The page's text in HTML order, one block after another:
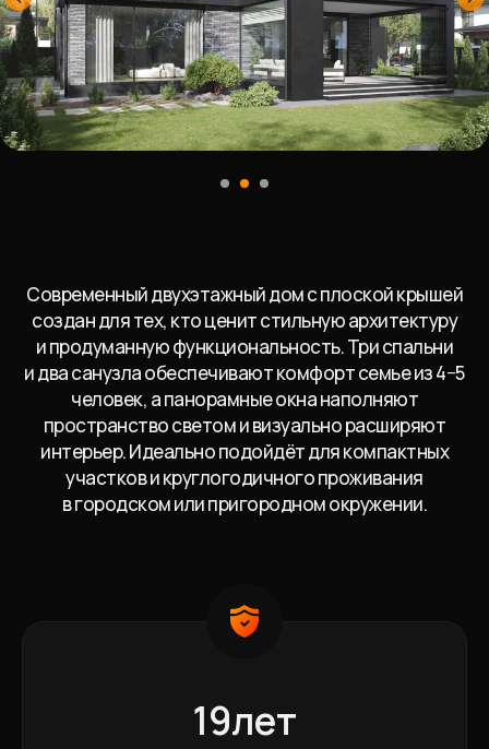
Современный двухэтажный дом с плоской крышей
создан для тех, кто ценит стильную архитектуру
и продуманную функциональность. Три спальни
и два санузла обеспечивают комфорт семье из 4−5
человек, а панорамные окна наполняют
пространство светом и визуально расширяют
интерьер. Идеально подойдёт для компактных
участков и круглогодичного проживания
в городском или пригородном окружении.
19лет